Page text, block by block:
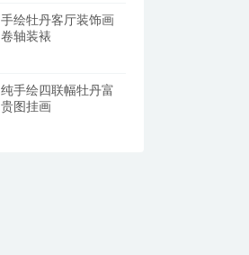
手绘牡丹客厅装饰画
卷轴装裱
纯手绘四联幅牡丹富
贵图挂画